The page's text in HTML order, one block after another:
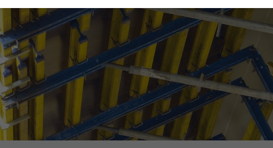
toezichtdoeleinden toegankelijk zijn voor autoriteiten in deze derde landen en
dat hiertegen geen effectieve rechtsmiddelen bestaan. U kunt alle cookies
waarvoor toestemming is vereist weigeren door te klikken op 'Weigeren' of
door uwcookie-instellingen
aan te passen door te klikken op cookie-
instellingen onderaan deze website en de betreffende selectievakjes te
gebruiken. U kunt uw toestemming te allen tijde intrekken met werking voor
de toekomst en zonder opgaaf van reden door te klikken opcookie-
instellingenonderaan deze website.
Meer informatie over onze cookiesin ons privacybeleid. Wij bieden u ook de
mogelijkheid om uw cookies te selecteren (geavanceerde cookie-
instellingen).